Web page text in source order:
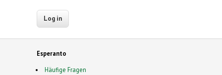
Esperanto
Häufige Fragen